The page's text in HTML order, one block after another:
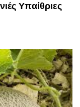
Υπαίθριες